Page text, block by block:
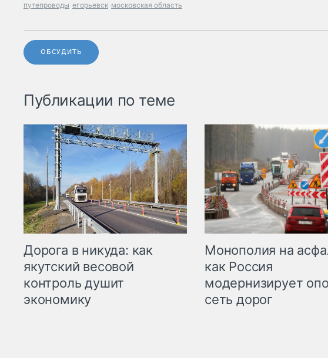
путепроводы егорьевск московская область
ОБСУДИТЬ
Публикации по теме
Дорога в никуда: как
якутский весовой
контроль душит
экономику
Монополия на
как Россия
модернизирует
сеть дорог